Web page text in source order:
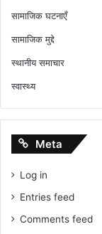
सामाजिक घटनाएँ
सामाजिक मुद्दे
स्थानीय समाचार
स्वास्थ्य
Meta
Log in
Entries feed
Comments feed